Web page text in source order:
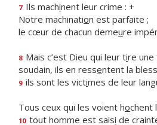
7 Ils machinent leur crime : +
Notre machination est parfaite ;
le cœur de chacun demeure
8 Mais c’est Dieu qui leur tire une
soudain, ils en ressentent la
9 ils sont les victimes de leur
Tous ceux qui les voient hochent
10 tout homme est saisi de